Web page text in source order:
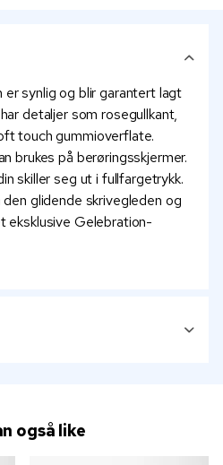
er synlig og blir garantert lagt
detaljer som rosegullkant,
touch gummioverflate.
brukes på berøringsskjermer.
skiller seg ut i fullfargetrykk.
glidende skrivegleden og
eksklusive Gelebration-
også like